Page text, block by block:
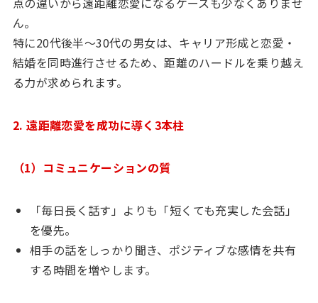
ん。
特に20代後半〜30代の男女は、キャリア形成と恋愛・
結婚を同時進行させるため、距離のハードルを乗り越え
る力が求められます。
2. 遠距離恋愛を成功に導く3本柱
（1）コミュニケーションの質
「毎日長く話す」よりも「短くても充実した会話」
を優先。
相手の話をしっかり聞き、ポジティブな感情を共有
する時間を増やします。